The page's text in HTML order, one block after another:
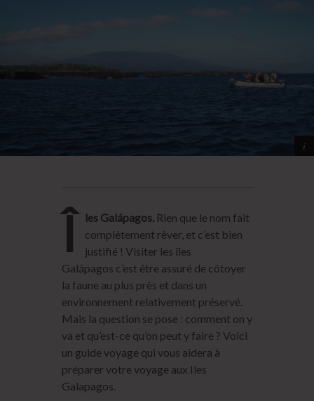
Î les Galápagos. Rien que le nom fait
complètement rêver, et c’est bien
justifié ! Visiter les îles
Galápagos c’est être assuré de côtoyer
la faune au plus près et dans un
environnement relativement préservé.
Mais la question se pose : comment on y
va et qu’est-ce qu’on peut y faire ? Voici
un guide voyage qui vous aidera à
préparer votre voyage aux Iles
Galapagos.